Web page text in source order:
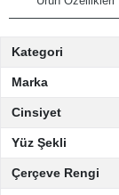
Kategori
Marka
Cinsiyet
Yüz Şekli
Çerçeve Rengi